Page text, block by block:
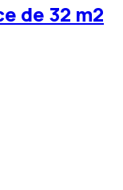
de 32 m2